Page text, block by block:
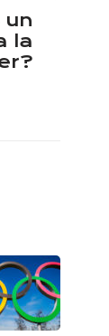
un
la